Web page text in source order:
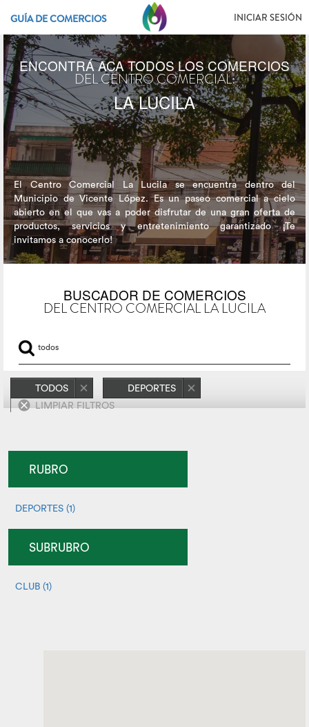
GUÍA DE COMERCIOS INICIAR SESIÓN
ENCONTRÁ ACA TODOS LOS COMERCIOS
DEL CENTRO COMERCIAL:
LA LUCILA
El Centro Comercial La Lucila se encuentra dentro del
Municipio de Vicente López. Es un paseo comercial a cielo
abierto en el que vas a poder disfrutar de una gran oferta de
productos, servicios y entretenimiento garantizado ¡Te
invitamos a conocerlo!
BUSCADOR DE COMERCIOS
DEL CENTRO COMERCIAL LA LUCILA
TODOS
DEPORTES
LIMPIAR FILTROS
RUBRO
DEPORTES (1)
SUBRUBRO
CLUB (1)